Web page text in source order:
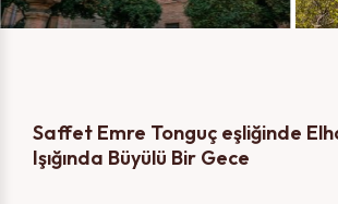
Saffet Emre Tonguç eşliğinde
Işığında Büyülü Bir Gece